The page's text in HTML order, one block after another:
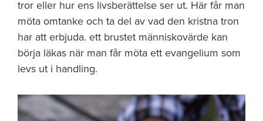
tror eller hur ens livsberättelse ser ut. Här får man
möta omtanke och ta del av vad den kristna tron
har att erbjuda. ett brustet människovärde kan
börja läkas när man får möta ett evangelium som
levs ut i handling.